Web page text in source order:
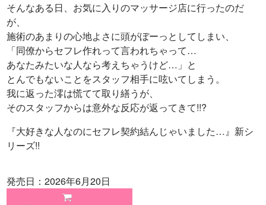
そんなある日、お気に入りのマッサージ店に行ったのだ
が、
施術のあまりの心地よさに頭がぼーっとしてしまい、
「同僚からセフレ作れって言われちゃって…
あなたみたいな人なら考えちゃうけど…」と
とんでもないことをスタッフ相手に呟いてしまう。
我に返った澪は慌てて取り繕うが、
そのスタッフからは意外な反応が返ってきて!!?
『大好きな人なのにセフレ契約結んじゃいました…』新シ
リーズ!!
発売日：2026年6月20日